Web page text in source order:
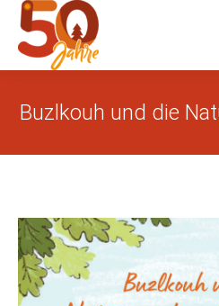
Buzlkouh und die